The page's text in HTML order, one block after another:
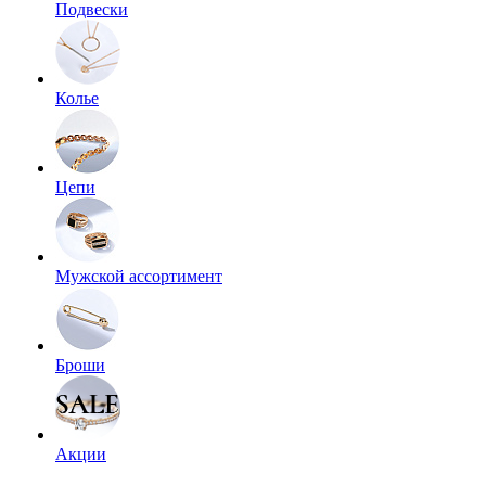
Подвески
Колье
Цепи
Мужской ассортимент
Броши
Акции